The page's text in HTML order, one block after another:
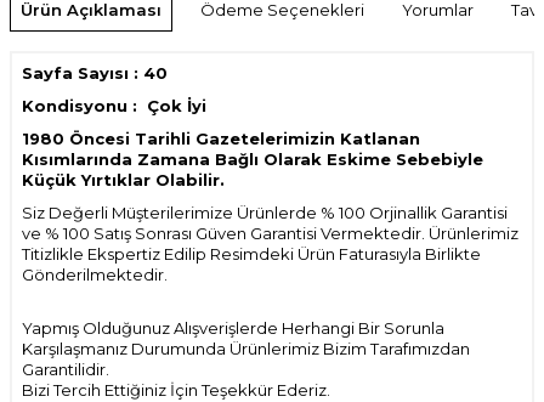
Ürün Açıklaması Ödeme Seçenekleri Yorumlar
Sayfa Sayısı : 40
Kondisyonu : Çok İyi
1980 Öncesi Tarihli Gazetelerimizin Katlanan
Kısımlarında Zamana Bağlı Olarak Eskime Sebebiyle
Küçük Yırtıklar Olabilir.
Siz Değerli Müşterilerimize Ürünlerde % 100 Orjinallik Garantisi
ve % 100 Satış Sonrası Güven Garantisi Vermektedir. Ürünlerimiz
Titizlikle Ekspertiz Edilip Resimdeki Ürün Faturasıyla Birlikte
Gönderilmektedir.
Yapmış Olduğunuz Alışverişlerde Herhangi Bir Sorunla
Karşılaşmanız Durumunda Ürünlerimiz Bizim Tarafımızdan
Garantilidir.
Bizi Tercih Ettiğiniz İçin Teşekkür Ederiz.